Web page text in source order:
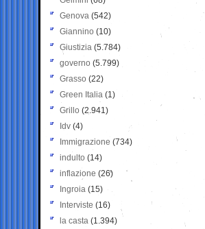
Genova (542)
Giannino (10)
Giustizia (5.784)
governo (5.799)
Grasso (22)
Green Italia (1)
Grillo (2.941)
Idv (4)
Immigrazione (734)
indulto (14)
inflazione (26)
Ingroia (15)
Interviste (16)
la casta (1.394)